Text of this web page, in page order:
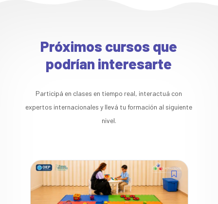
Próximos cursos que
podrían interesarte
Participá en clases en tiempo real, interactuá con
expertos internacionales y llevá tu formación al siguiente
nivel.